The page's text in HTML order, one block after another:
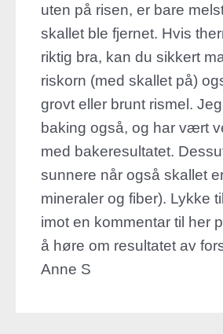
uten på risen, er bare
skallet ble fjernet. Hvis
riktig bra, kan du sikkert
riskorn (med skallet på)
grovt eller brunt rismel.
baking også, og har vært
med bakeresultatet.
sunnere når også skallet
mineraler og fiber). Lykke
imot en kommentar til her
å høre om resultatet av
Anne S